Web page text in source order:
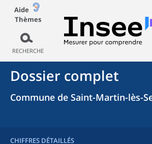
Aide
Thèmes
RECHERCHE
Dossier complet
Commune de Saint-Martin-lès-
CHIFFRES DÉTAILLÉS